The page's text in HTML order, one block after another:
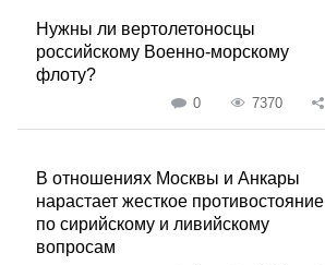
Нужны ли вертолетоносцы
российскому Военно-морскому
флоту?
0 7370
В отношениях Москвы и Анкары
нарастает жесткое противостояние
по сирийскому и ливийскому
вопросам